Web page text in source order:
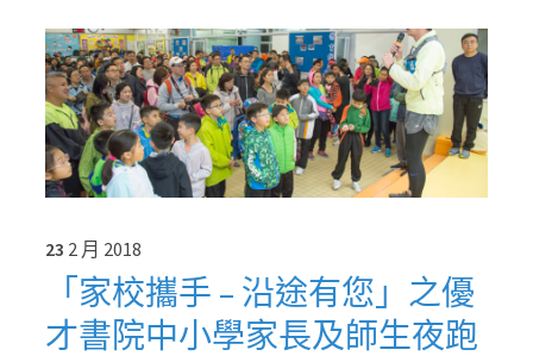
23 2 月 2018
「家校攜手 – 沿途有您」之優
才書院中小學家長及師生夜跑